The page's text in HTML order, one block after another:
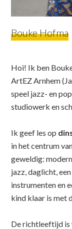
Bouke Hofma
Hoi! Ik ben
ArtEZ Arnhem
speel jazz- en
studiowerk en
Ik geef les op
in het centrum
geweldig:
jazz, daglicht,
instrumenten en
kind klaar is met
De richtleeftijd is